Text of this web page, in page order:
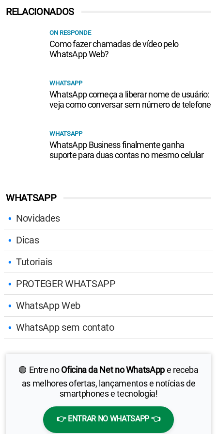
WHATSAPP
Novidades
Dicas
Tutoriais
PROTEGER WHATSAPP
WhatsApp Web
WhatsApp sem contato
🟢 Entre noOficina da Net no WhatsAppe receba
as melhores ofertas, lançamentos e notícias de
smartphones e tecnologia!
👉 ENTRAR NO WHATSAPP 👈
RELACIONADOS
ON RESPONDE
Como fazer chamadas de vídeo pelo
WhatsApp Web?
WHATSAPP
WhatsApp começa a liberar nome de usuário:
veja como conversar sem número de telefone
WHATSAPP
WhatsApp Business finalmente ganha
suporte para duas contas no mesmo celular